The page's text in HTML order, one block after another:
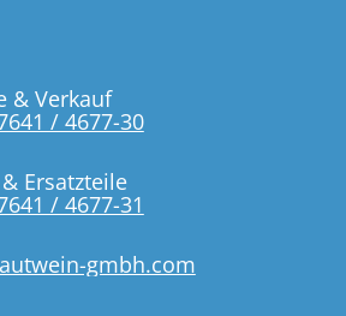
& Verkauf
/ 4677-30
Ersatzteile
/ 4677-31
gmbh.com